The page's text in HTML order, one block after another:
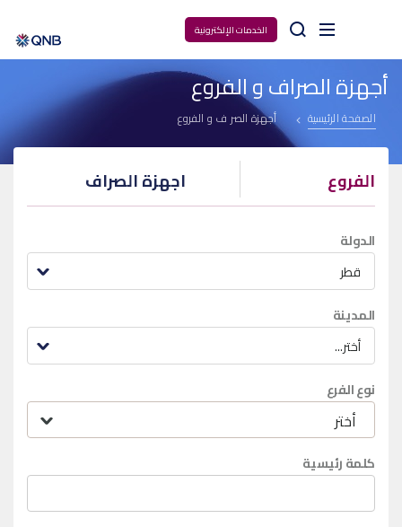
الخدمات الإلكترونية Arama
أجهزة الصراف و الفروع
الصفحة الرئيسية أجهزة الصراف و الفروع
الفروع اجهزة الصراف
الدولة
قطر
المدينة
أختر...
نوع الفرع
كلمة رئيسية